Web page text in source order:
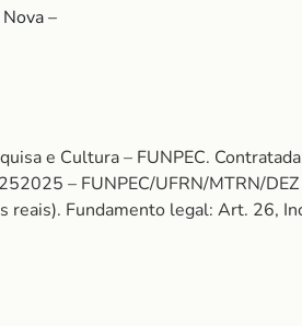
–
e Cultura – FUNPEC.
– FUNPEC/UFRN/MTRN/
Fundamento legal: Art. 26,